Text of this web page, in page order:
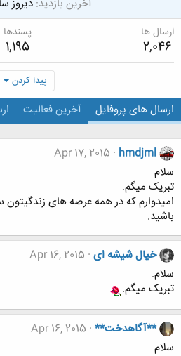
آخرین بازدید دیروز
ارسال ها
2,046
پسندها
1,195
پیدا کردن
ارسال های پروفایل آخرین فعالیت
hmdjml
Apr 17, 2015
سلام
تبریک میگم.
امیدوارم که در همه عرصه های
باشید.
خیال شیشه ای Apr 16, 2015
سلام.
تبریک میگم.
**آگاهدخت** Apr 16, 2015
سلام